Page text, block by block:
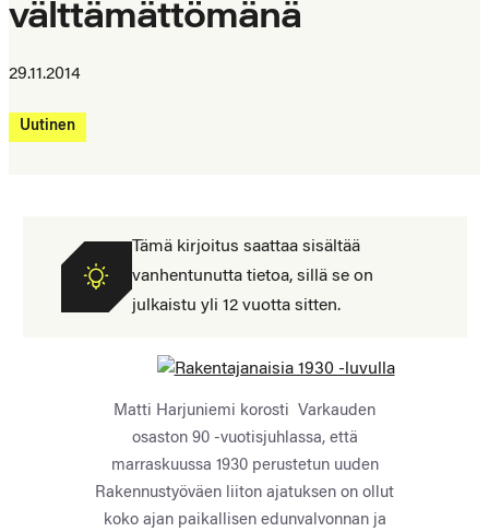
välttämättömänä
29.11.2014
Uutinen
Tämä kirjoitus saattaa sisältää
vanhentunutta tietoa, sillä se on
julkaistu yli 12 vuotta sitten.
Matti Harjuniemi korosti Varkauden
osaston 90 -vuotisjuhlassa, että
marraskuussa 1930 perustetun uuden
Rakennustyöväen liiton ajatuksen on ollut
koko ajan paikallisen edunvalvonnan ja